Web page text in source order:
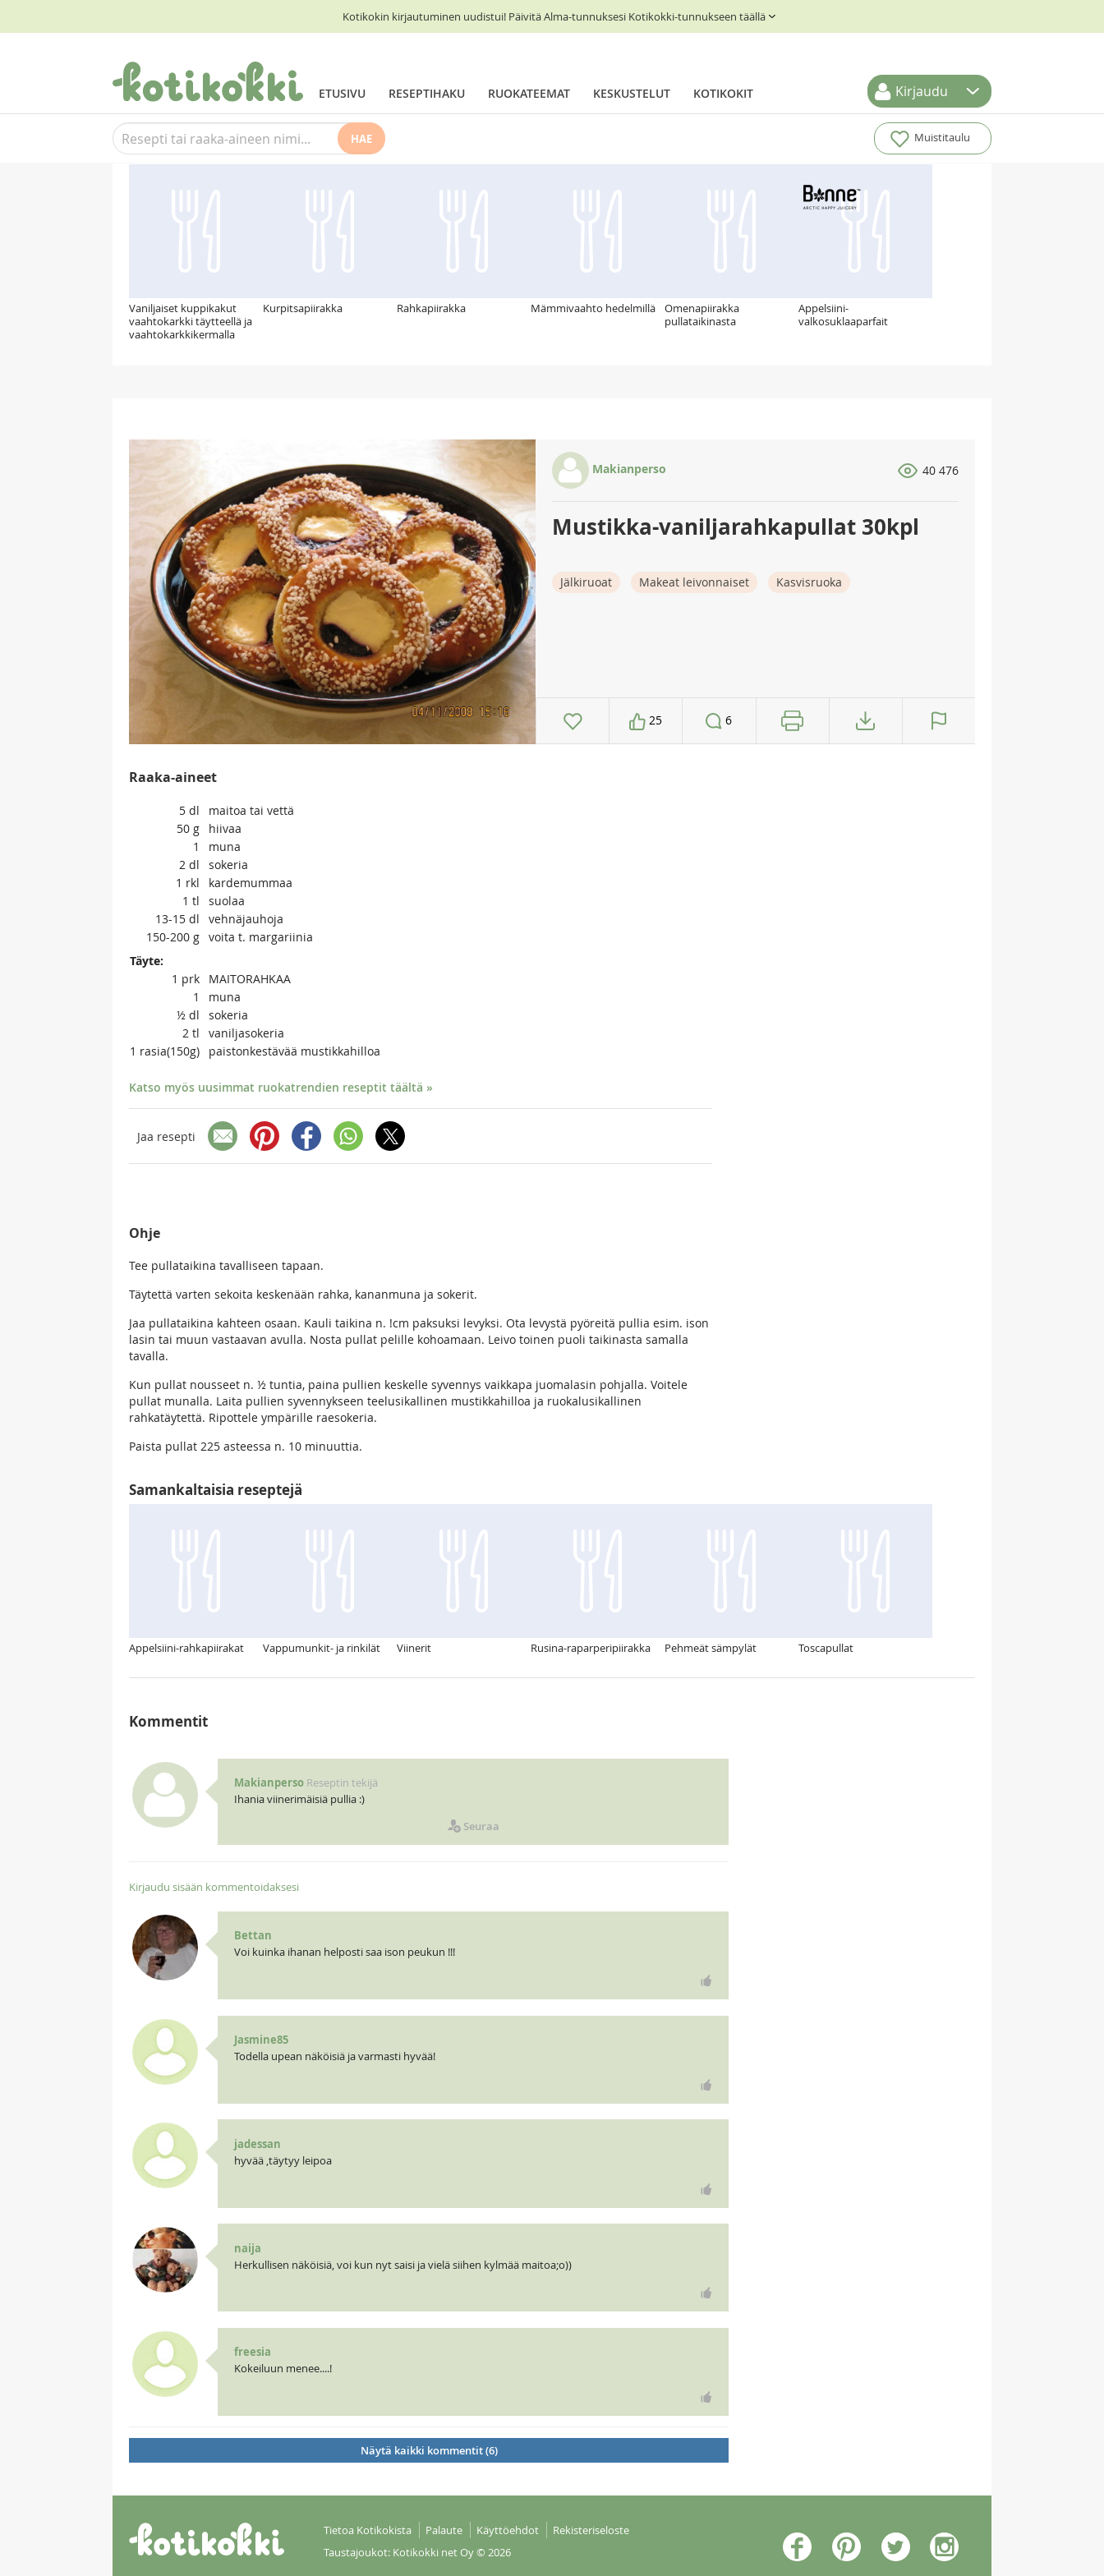
Kotikokin kirjautuminen uudistui! Päivitä Alma-tunnuksesi Kotikokki-tunnukseen täällä
ETUSIVU RESEPTIHAKU RUOKATEEMAT KESKUSTELUT KOTIKOKIT Kirjaudu
HAE Muistitaulu
Suosittelemme myös
Vaniljaiset kuppikakut
vaahtokarkki täytteellä ja
vaahtokarkkikermalla
Kurpitsapiirakka Rahkapiirakka Mämmivaahto hedelmillä
Omenapiirakka
pullataikinasta
Appelsiini-
valkosuklaaparfait
Makianperso 40 476
Mustikka-vaniljarahkapullat 30kpl
Jälkiruoat Makeat leivonnaiset Kasvisruoka
25 6
Raaka-aineet
5 dl
maitoa tai vettä
50 g
hiivaa
1
muna
2 dl
sokeria
1 rkl
kardemummaa
1 tl
suolaa
13-15 dl
vehnäjauhoja
150-200 g voita t. margariinia
Täyte:
1 prk
MAITORAHKAA
1
muna
½ dl
sokeria
2 tl
vaniljasokeria
1 rasia(150g) paistonkestävää mustikkahilloa
Katso myös uusimmat ruokatrendien reseptit täältä »
Jaa resepti
Ohje
Tee pullataikina tavalliseen tapaan.
Täytettä varten sekoita keskenään rahka, kananmuna ja sokerit.
Jaa pullataikina kahteen osaan. Kauli taikina n. !cm paksuksi levyksi. Ota levystä pyöreitä pullia esim. ison
lasin tai muun vastaavan avulla. Nosta pullat pelille kohoamaan. Leivo toinen puoli taikinasta samalla
tavalla.
Kun pullat nousseet n. ½ tuntia, paina pullien keskelle syvennys vaikkapa juomalasin pohjalla. Voitele
pullat munalla. Laita pullien syvennykseen teelusikallinen mustikkahilloa ja ruokalusikallinen
rahkatäytettä. Ripottele ympärille raesokeria.
Paista pullat 225 asteessa n. 10 minuuttia.
Samankaltaisia reseptejä
Appelsiini-rahkapiirakat Vappumunkit- ja rinkilät Viinerit Rusina-raparperipiirakka Pehmeät sämpylät Toscapullat
Kommentit
Makianperso Reseptin tekijä
Ihania viinerimäisiä pullia :)
Seuraa
Kirjaudu sisään kommentoidaksesi
Bettan
Voi kuinka ihanan helposti saa ison peukun !!!
Jasmine85
Todella upean näköisiä ja varmasti hyvää!
jadessan
hyvää ,täytyy leipoa
naija
Herkullisen näköisiä, voi kun nyt saisi ja vielä siihen kylmää maitoa;o))
freesia
Kokeiluun menee....!
Näytä kaikki kommentit (6)
Tietoa Kotikokista Palaute Käyttöehdot
Rekisteriseloste
Taustajoukot: Kotikokki net Oy© 2026